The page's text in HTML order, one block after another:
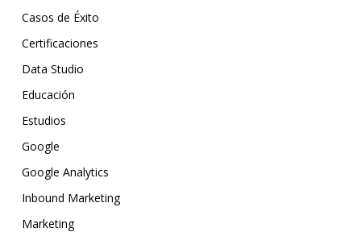
Casos de Éxito
Certificaciones
Data Studio
Educación
Estudios
Google
Google Analytics
Inbound Marketing
Marketing